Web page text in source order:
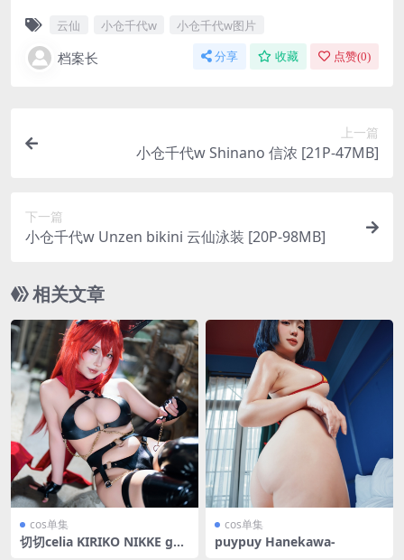
云仙 小仓千代w 小仓千代w图片
档案长 分享 收藏 点赞(0)
上一篇
小仓千代w Shinano 信浓 [21P-47MB]
下一篇
小仓千代w Unzen bikini 云仙泳装 [20P-98MB]
相关文章
cos单集
切切celia KIRIKO NIKKE god
cos单集
puypuy Hanekawa-